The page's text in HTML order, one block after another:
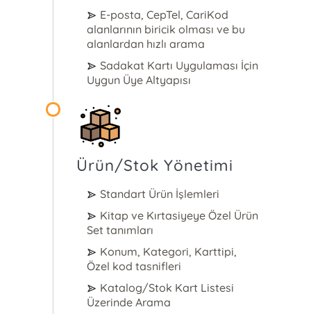
E-posta, CepTel, CariKod
alanlarının biricik olması ve bu
alanlardan hızlı arama
Sadakat Kartı Uygulaması İçin
Uygun Üye Altyapısı
Ürün/Stok Yönetimi
Standart Ürün İşlemleri
Kitap ve Kırtasiyeye Özel Ürün
Set tanımları
Konum, Kategori, Karttipi,
Özel kod tasnifleri
Katalog/Stok Kart Listesi
Üzerinde Arama